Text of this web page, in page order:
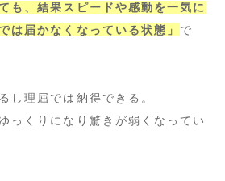
も、結果スピードや感動を一気に
は届かなくなっている状態」 で
し理屈では納得できる。
っくりになり驚きが弱くなってい